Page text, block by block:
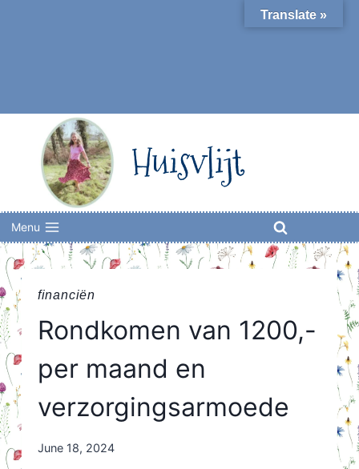
Huisvlijt
Menu
financiën
Rondkomen van 1200,-
per maand en
verzorgingsarmoede
By
June 18, 2024
Translate »